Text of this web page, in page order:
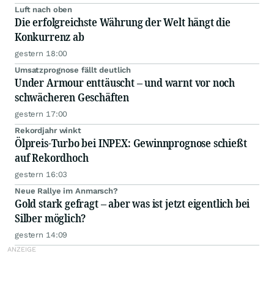
Luft nach oben
Die erfolgreichste Währung der Welt hängt die
Konkurrenz ab
gestern 18:00
Umsatzprognose fällt deutlich
Under Armour enttäuscht – und warnt vor noch
schwächeren Geschäften
gestern 17:00
Rekordjahr winkt
Ölpreis-Turbo bei INPEX: Gewinnprognose schießt
auf Rekordhoch
gestern 16:03
Neue Rallye im Anmarsch?
Gold stark gefragt – aber was ist jetzt eigentlich bei
Silber möglich?
gestern 14:09